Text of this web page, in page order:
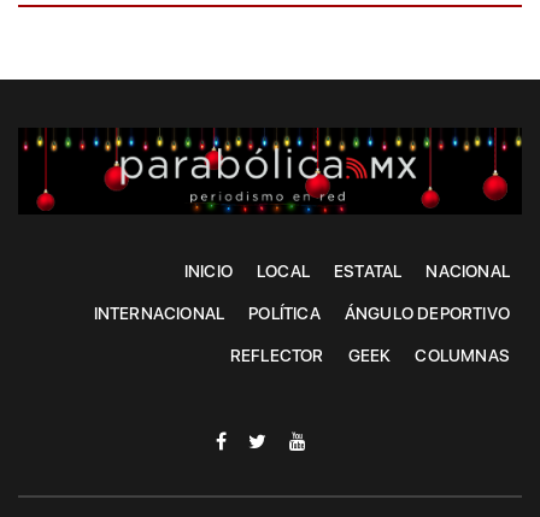
INICIO LOCAL ESTATAL NACIONAL
INTERNACIONAL POLÍTICA ÁNGULO DEPORTIVO
REFLECTOR GEEK COLUMNAS